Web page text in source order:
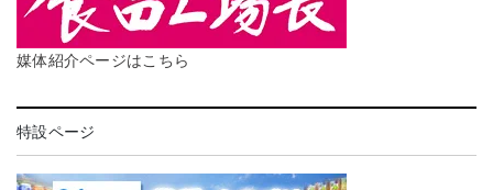
媒体紹介ページはこちら
特設ページ